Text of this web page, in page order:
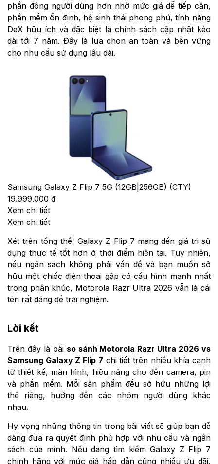
phần đông người dùng hơn nhờ mức giá dễ tiếp cận,
phần mềm ổn định, hệ sinh thái phong phú, tính năng
DeX hữu ích và đặc biệt là chính sách cập nhật kéo
dài tới 7 năm. Đây là lựa chọn an toàn và bền vững
cho nhu cầu sử dụng lâu dài.
Samsung Galaxy Z Flip 7 5G (12GB|256GB) (CTY)
19.999.000 đ
Xem chi tiết
Xem chi tiết
Xét trên tổng thể, Galaxy Z Flip 7 mang đến giá trị sử
dụng thực tế tốt hơn ở thời điểm hiện tại. Tuy nhiên,
nếu ngân sách không phải vấn đề và bạn muốn sở
hữu một chiếc điện thoại gập có cấu hình mạnh nhất
trong phân khúc, Motorola Razr Ultra 2026 vẫn là cái
tên rất đáng để trải nghiệm.
Lời kết
Trên đây là bài so sánh Motorola Razr Ultra 2026 vs
Samsung Galaxy Z Flip 7 chi tiết trên nhiều khía cạnh
từ thiết kế, màn hình, hiệu năng cho đến camera, pin
và phần mềm. Mỗi sản phẩm đều sở hữu những lợi
thế riêng, hướng đến các nhóm người dùng khác
nhau.
Hy vọng những thông tin trong bài viết sẽ giúp bạn dễ
dàng đưa ra quyết định phù hợp với nhu cầu và ngân
sách của mình. Nếu đang tìm kiếm Galaxy Z Flip 7
chính hãng với mức giá hấp dẫn cùng nhiều ưu đãi,